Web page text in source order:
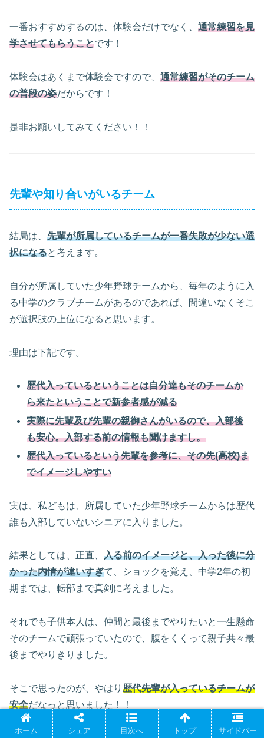
一番おすすめするのは、体験会だけでなく、 通常練習を見
学させてもらうことです！
体験会はあくまで体験会ですので、 通常練習がそのチーム
の普段の姿だからです！
是非お願いしてみてください！！
先輩や知り合いがいるチーム
結局は、 先輩が所属しているチームが一番失敗が少ない選
択になると考えます。
自分が所属していた少年野球チームから、毎年のように入
る中学のクラブチームがあるのであれば、間違いなくそこ
が選択肢の上位になると思います。
理由は下記です。
歴代入っているということは自分達もそのチームか
ら来たということで新参者感が減る
実際に先輩及び先輩の親御さんがいるので、入部後
も安心。入部する前の情報も聞けますし。
歴代入っているという先輩を参考に、その先(高校)ま
でイメージしやすい
実は、私どもは、所属していた少年野球チームからは歴代
誰も入部していないシニアに入りました。
結果としては、正直、 入る前のイメージと、入った後に分
かった内情が違いすぎて、ショックを覚え、中学2年の初
期までは、転部まで真剣に考えました。
それでも子供本人は、仲間と最後までやりたいと一生懸命
そのチームで頑張っていたので、腹をくくって親子共々最
後までやりきりました。
そこで思ったのが、やはり 歴代先輩が入っているチームが
安全だなっと思いました！！
ホーム シェア 目次へ トップ サイドバー